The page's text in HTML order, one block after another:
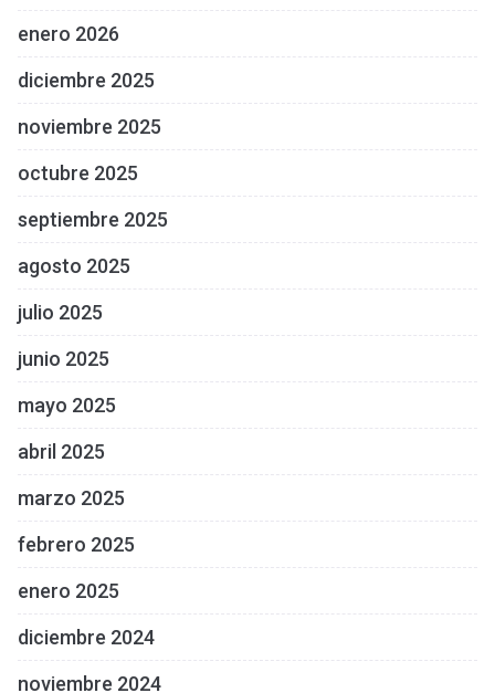
enero 2026
diciembre 2025
noviembre 2025
octubre 2025
septiembre 2025
agosto 2025
julio 2025
junio 2025
mayo 2025
abril 2025
marzo 2025
febrero 2025
enero 2025
diciembre 2024
noviembre 2024